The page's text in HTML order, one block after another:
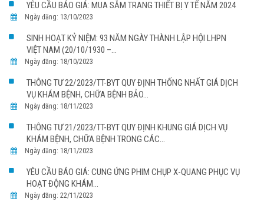
YÊU CẦU BÁO GIÁ: MUA SẮM TRANG THIẾT BỊ Y TẾ NĂM 2024
Ngày đăng: 13/10/2023
SINH HOẠT KỶ NIỆM: 93 NĂM NGÀY THÀNH LẬP HỘI LHPN
VIỆT NAM (20/10/1930 –...
Ngày đăng: 18/10/2023
THÔNG TƯ 22/2023/TT-BYT QUY ĐỊNH THỐNG NHẤT GIÁ DỊCH
VỤ KHÁM BỆNH, CHỮA BỆNH BẢO...
Ngày đăng: 18/11/2023
THÔNG TƯ 21/2023/TT-BYT QUY ĐỊNH KHUNG GIÁ DỊCH VỤ
KHÁM BỆNH, CHỮA BỆNH TRONG CÁC...
Ngày đăng: 18/11/2023
YÊU CẦU BÁO GIÁ: CUNG ỨNG PHIM CHỤP X-QUANG PHỤC VỤ
HOẠT ĐỘNG KHÁM...
Ngày đăng: 22/11/2023